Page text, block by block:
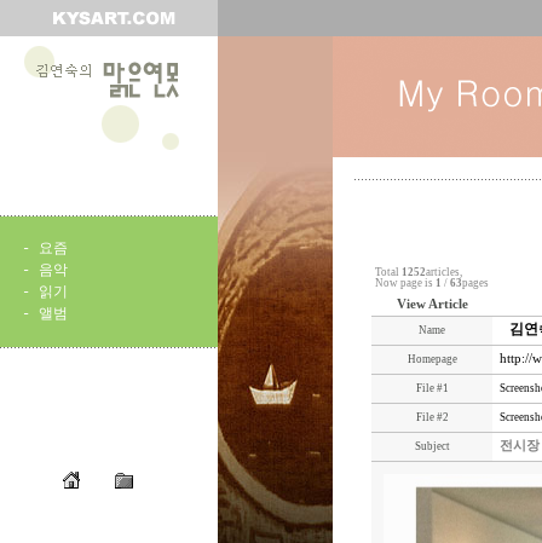
-
요즘
-
음악
-
읽기
- 앨범
Total 1252articles,
Now page is 1 / 63pages
View Article
Name 김연
Homepage http://
File #1
File #2
Subject 전시